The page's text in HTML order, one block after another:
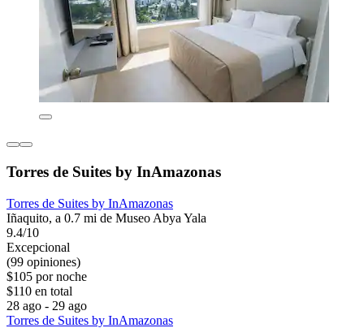
Torres de Suites by InAmazonas
Torres de Suites by InAmazonas
Iñaquito, a 0.7 mi de Museo Abya Yala
9.4/10
Excepcional
(99 opiniones)
$105 por noche
$110 en total
28 ago - 29 ago
Torres de Suites by InAmazonas